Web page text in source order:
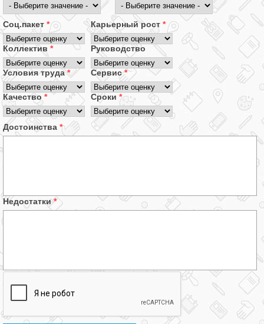
Соц.пакет * Карьерный рост *
Коллектив * Руководство
Условия труда * Сервис*
Качество * Сроки *
Достоинства *
Недостатки*